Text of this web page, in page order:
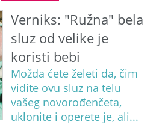
Verniks: "Ružna" bela
sluz od velike je
koristi bebi
Možda ćete želeti da, čim
vidite ovu sluz na telu
vašeg novorođenčeta,
uklonite i operete je, ali...